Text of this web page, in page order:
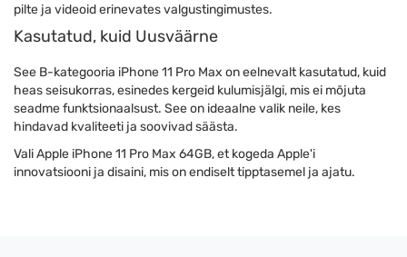
pilte ja videoid erinevates valgustingimustes.
Kasutatud, kuid Uusväärne
See B-kategooria iPhone 11 Pro Max on eelnevalt kasutatud, kuid
heas seisukorras, esinedes kergeid kulumisjälgi, mis ei mõjuta
seadme funktsionaalsust. See on ideaalne valik neile, kes
hindavad kvaliteeti ja soovivad säästa.
Vali Apple iPhone 11 Pro Max 64GB, et kogeda Apple'i
innovatsiooni ja disaini, mis on endiselt tipptasemel ja ajatu.